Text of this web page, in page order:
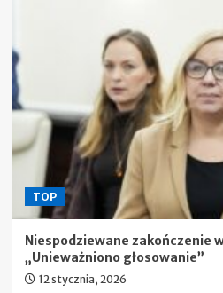
TOP
Niespodziewane zakończenie
„Unieważniono głosowanie”
12 stycznia, 2026